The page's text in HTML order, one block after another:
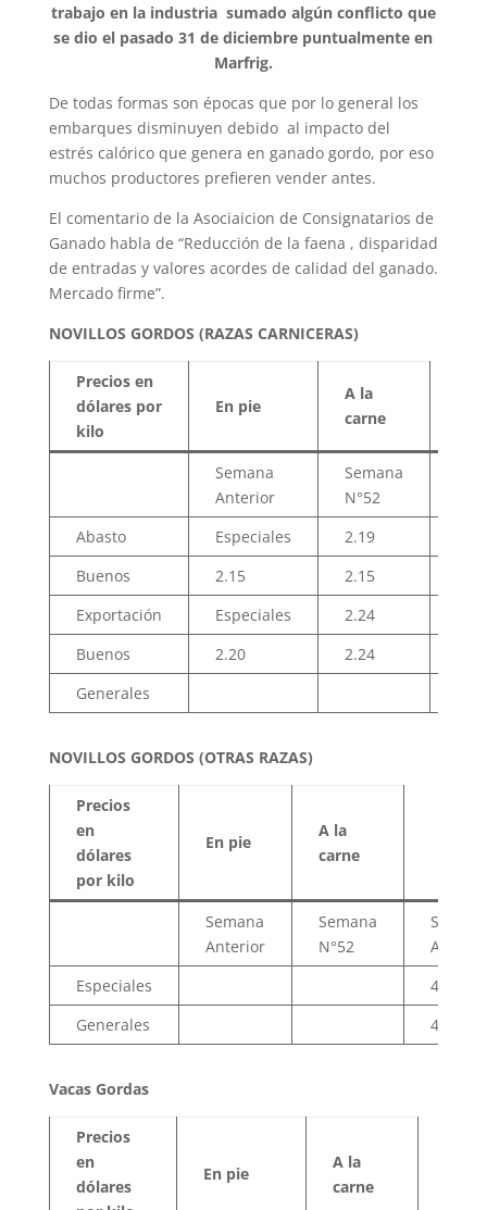
trabajo en la industria sumado algún conflicto que
se dio el pasado 31 de diciembre puntualmente en
Marfrig.
De todas formas son épocas que por lo general los
embarques disminuyen debido al impacto del
estrés calórico que genera en ganado gordo, por eso
muchos productores prefieren vender antes.
El comentario de la Asociaicion de Consignatarios de
Ganado habla de “Reducción de la faena , disparidad
de entradas y valores acordes de calidad del ganado.
Mercado firme”.
NOVILLOS GORDOS (RAZAS CARNICERAS)
Precios en
dólares por
kilo
En pie
A la
carne
Semana
Anterior
Semana
N°52
Abasto
Especiales 2.19
Buenos
2.15 2.15
Exportación
Especiales 2.24
Buenos
2.20 2.24
Generales
NOVILLOS GORDOS (OTRAS RAZAS)
Precios
en
dólares
por kilo
En pie
A la
carne
Semana
Anterior
Semana
N°52
Especiales
4.16
Generales
4.05
Vacas Gordas
Precios
en
dólares
En pie
A la
carne